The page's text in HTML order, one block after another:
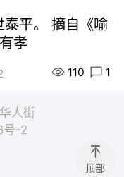
泰平。 摘自《喻
孝
110 1
人街
号-2
顶部